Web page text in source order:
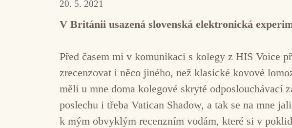
20. 5. 2021
V Británii usazená slovenská elektronická
Před časem mi v komunikaci s kolegy z HIS Voice
zrecenzovat i něco jiného, než klasické kovové
měli u mne doma kolegové skryté
poslechu i třeba Vatican Shadow, a tak se na mne
k mým obvyklým recenzním vodám, které si v